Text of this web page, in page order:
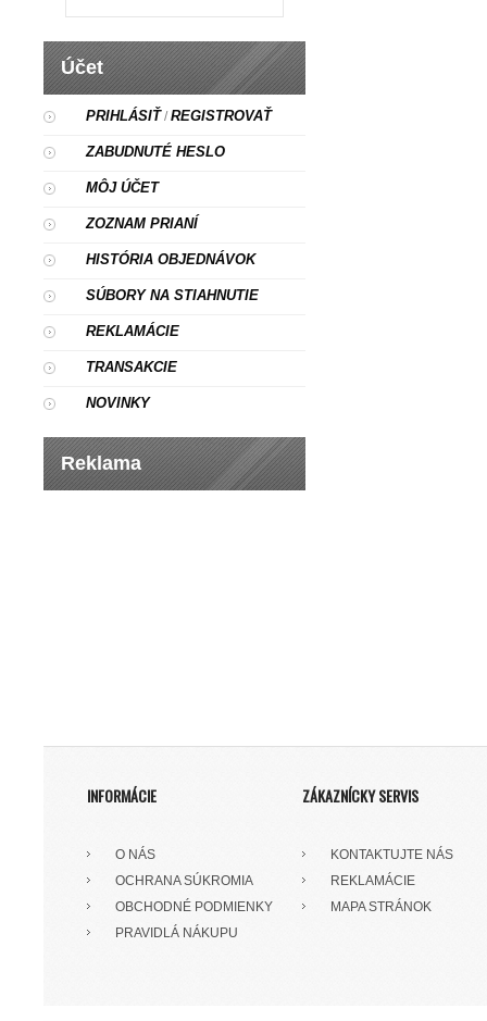
Účet
PRIHLÁSIŤ/REGISTROVAŤ
ZABUDNUTÉ HESLO
MÔJ ÚČET
ZOZNAM PRIANÍ
HISTÓRIA OBJEDNÁVOK
SÚBORY NA STIAHNUTIE
REKLAMÁCIE
TRANSAKCIE
NOVINKY
Reklama
INFORMÁCIE
O NÁS
OCHRANA SÚKROMIA
OBCHODNÉ PODMIENKY
PRAVIDLÁ NÁKUPU
ZÁKAZNÍCKY SERVIS
KONTAKTUJTE NÁS
REKLAMÁCIE
MAPA STRÁNOK